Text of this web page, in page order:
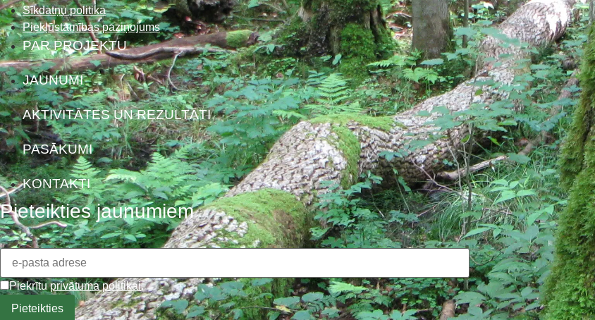
Sīkdatņu politika
Piekļūstamības paziņojums
PAR PROJEKTU
JAUNUMI
AKTIVITĀTES UN REZULTĀTI
PASĀKUMI
KONTAKTI
Pieteikties jaunumiem
Piekrītuprivātuma politikai.